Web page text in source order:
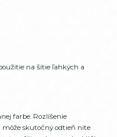
na šitie ľahkých a
farbe. Rozlíšenie
skutočný odtieň nite